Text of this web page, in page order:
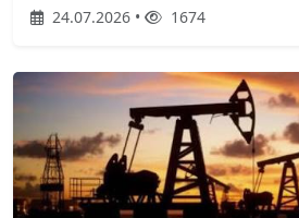
24.07.2026 • 1674